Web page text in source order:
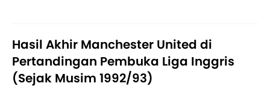
Hasil Akhir Manchester United di
Pertandingan Pembuka Liga Inggris
(Sejak Musim 1992/93)